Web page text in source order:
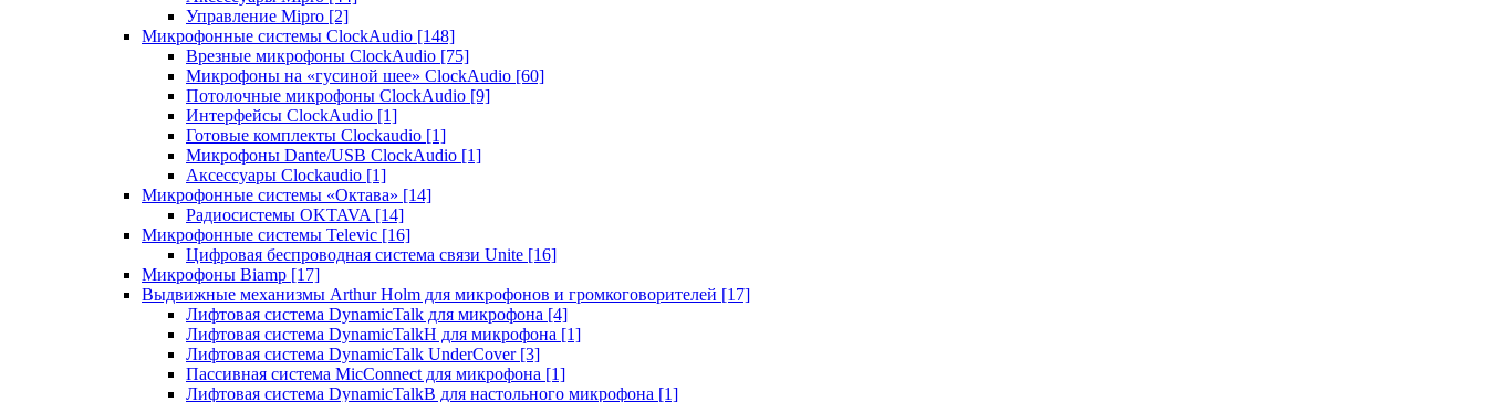
Управление Mipro [2]
Микрофонные системы ClockAudio [148]
Врезные микрофоны ClockAudio [75]
Микрофоны на «гусиной шее» ClockAudio [60]
Потолочные микрофоны ClockAudio [9]
Интерфейсы ClockAudio [1]
Готовые комплекты Clockaudio [1]
Микрофоны Dante/USB ClockAudio [1]
Аксессуары Clockaudio [1]
Микрофонные системы «Октава» [14]
Радиосистемы OKTAVA [14]
Микрофонные системы Televic [16]
Цифровая беспроводная система связи Unite [16]
Микрофоны Biamp [17]
Выдвижные механизмы Arthur Holm для микрофонов и громкоговорителей [17]
Лифтовая система DynamicTalk для микрофона [4]
Лифтовая система DynamicTalkH для микрофона [1]
Лифтовая система DynamicTalk UnderCover [3]
Пассивная система MicConnect для микрофона [1]
Лифтовая система DynamicTalkB для настольного микрофона [1]